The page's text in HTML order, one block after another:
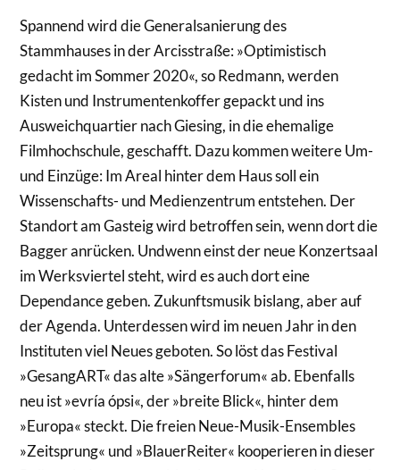
Spannend wird die Generalsanierung des
Stammhauses in der Arcisstraße: »Optimistisch
gedacht im Sommer 2020«, so Redmann, werden
Kisten und Instrumentenkoffer gepackt und ins
Ausweichquartier nach Giesing, in die ehemalige
Filmhochschule, geschafft. Dazu kommen weitere Um-
und Einzüge: Im Areal hinter dem Haus soll ein
Wissenschafts- und Medienzentrum entstehen. Der
Standort am Gasteig wird betroffen sein, wenn dort die
Bagger anrücken. Undwenn einst der neue Konzertsaal
im Werksviertel steht, wird es auch dort eine
Dependance geben. Zukunftsmusik bislang, aber auf
der Agenda. Unterdessen wird im neuen Jahr in den
Instituten viel Neues geboten. So löst das Festival
»GesangART« das alte »Sängerforum« ab. Ebenfalls
neu ist »evría ópsi«, der »breite Blick«, hinter dem
»Europa« steckt. Die freien Neue-Musik-Ensembles
»Zeitsprung« und »BlauerReiter« kooperieren in dieser